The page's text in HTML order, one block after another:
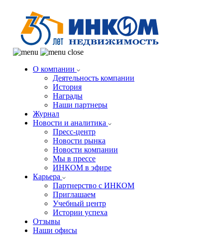
О компании
Деятельность компании
История
Награды
Наши партнеры
Журнал
Новости и аналитика
Пресс-центр
Новости рынка
Новости компании
Мы в прессе
ИНКОМ в эфире
Карьера
Партнерство с ИНКОМ
Приглашаем
Учебный центр
Истории успеха
Отзывы
Наши офисы